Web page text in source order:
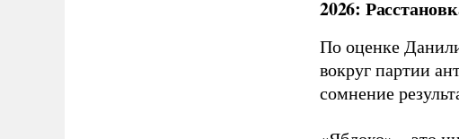
2026:
По оценке
вокруг партии
сомнение